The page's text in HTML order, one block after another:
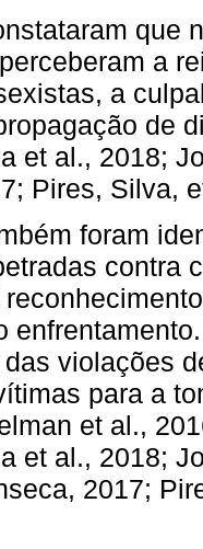
que
a
a
de
et al., 2018;
Pires, Silva,
foram
contra
violações
para a
et al.,
et al., 2018;
2017;